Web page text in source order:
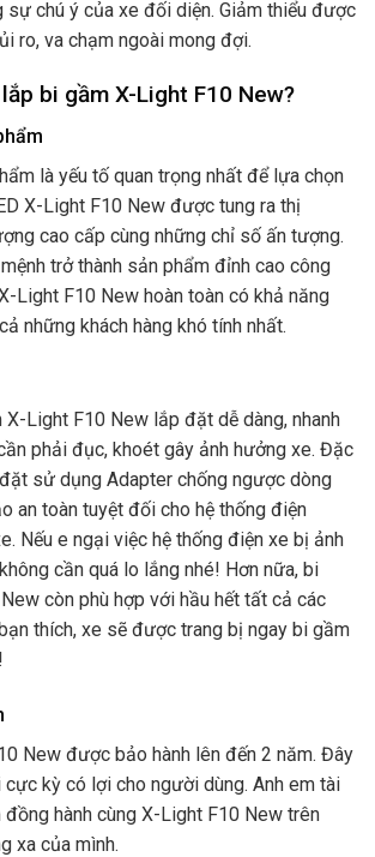
chú ý của xe đối diện. Giảm thiểu được
ro, va chạm ngoài mong đợi.
bi gầm X-Light F10 New?
là yếu tố quan trọng nhất để lựa chọn
X-Light F10 New được tung ra thị
cao cấp cùng những chỉ số ấn tượng.
trở thành sản phẩm đỉnh cao công
Light F10 New hoàn toàn có khả năng
những khách hàng khó tính nhất.
Light F10 New lắp đặt dễ dàng, nhanh
phải đục, khoét gây ảnh hưởng xe. Đặc
sử dụng Adapter chống ngược dòng
an toàn tuyệt đối cho hệ thống điện
Nếu e ngại việc hệ thống điện xe bị ảnh
cần quá lo lắng nhé! Hơn nữa, bi
còn phù hợp với hầu hết tất cả các
thích, xe sẽ được trang bị ngay bi gầm
New được bảo hành lên đến 2 năm. Đây
cực kỳ có lợi cho người dùng. Anh em tài
đồng hành cùng X-Light F10 New trên
xa của mình.